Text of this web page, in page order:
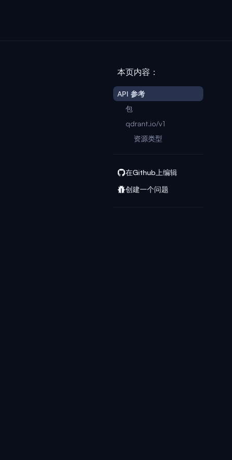
本页内容：
API 参考
包
qdrant.io/v1
资源类型
在Github上编辑
创建一个问题